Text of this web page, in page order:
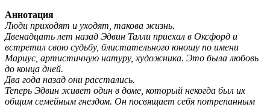
Аннотация
Люди приходят и уходят, такова жизнь.
Двенадцать лет назад Эдвин Талли приехал в Оксфорд и
встретил свою судьбу, блистательного юношу по имени
Мариус, артистичную натуру, художника. Это была любовь
до конца дней.
Два года назад они расстались.
Теперь Эдвин живет один в доме, который некогда был их
общим семейным гнездом. Он посвящает себя потрепанным